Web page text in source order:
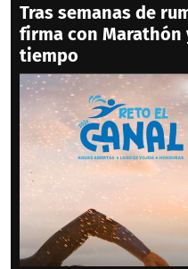
Tras semanas de
firma con Marathón
tiempo